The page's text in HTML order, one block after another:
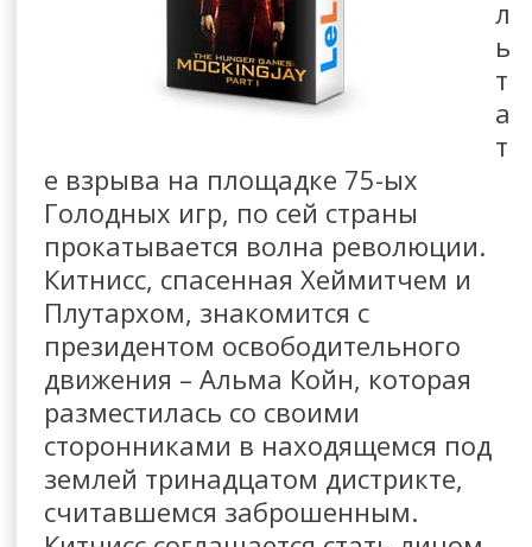
л
ь
т
а
т
е взрыва на площадке 75-ых
Голодных игр, по сей страны
прокатывается волна революции.
Китнисс, спасенная Хеймитчем и
Плутархом, знакомится с
президентом освободительного
движения – Альма Койн, которая
разместилась со своими
сторонниками в находящемся под
землей тринадцатом дистрикте,
считавшемся заброшенным.